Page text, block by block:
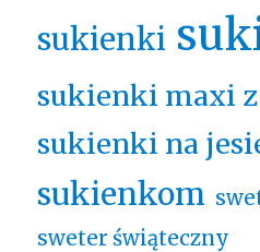
sukienki
sukienki maxi
sukienki na
sukienkom
sweter świąteczny